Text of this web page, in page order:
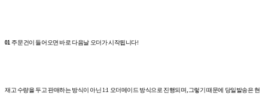
01주문건이 들어오면 바로 다음날 오더가 시작됩니다!
재고 수량을 두고 판매하는 방식이 아닌 1:1 오더메이드 방식으로 진행되며, 그렇기 때문에 당일발송은 현